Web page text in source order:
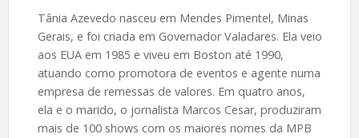
Tânia Azevedo nasceu em Mendes Pimentel, Minas
Gerais, e foi criada em Governador Valadares. Ela veio
aos EUA em 1985 e viveu em Boston até 1990,
atuando como promotora de eventos e agente numa
empresa de remessas de valores. Em quatro anos,
ela e o marido, o jornalista Marcos Cesar, produziram
mais de 100 shows com os maiores nomes da MPB